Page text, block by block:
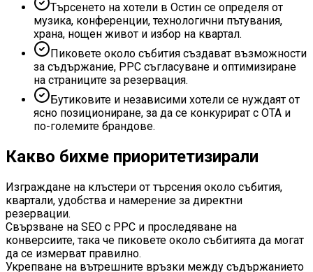
Търсенето на хотели в Остин се определя от
музика, конференции, технологични пътувания,
храна, нощен живот и избор на квартал.
Пиковете около събития създават възможности
за съдържание, PPC съгласуване и оптимизиране
на страниците за резервация.
Бутиковите и независими хотели се нуждаят от
ясно позициониране, за да се конкурират с OTA и
по-големите брандове.
Какво бихме приоритетизирали
Изграждане на клъстери от търсения около събития,
квартали, удобства и намерение за директни
резервации.
Свързване на SEO с PPC и проследяване на
конверсиите, така че пиковете около събитията да могат
да се измерват правилно.
Укрепване на вътрешните връзки между съдържанието